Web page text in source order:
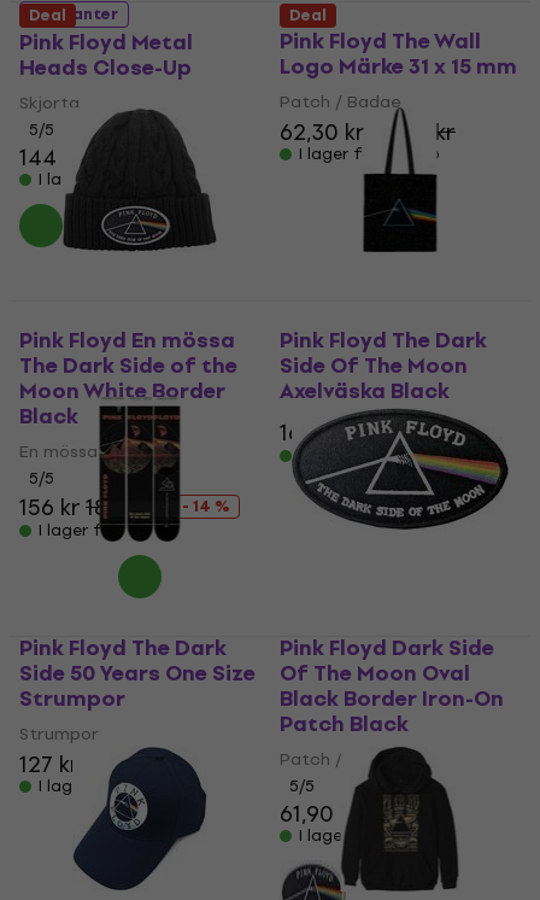
5 varianter
Pink Floyd Metal
Heads Close-Up
Skjorta
5/5
144 kr
I lager för E-shop
Pink Floyd The Wall
Logo Märke 31 x 15 mm
Patch / Badge
62,30 kr 72,20 kr
I lager för E-shop
Deal
Pink Floyd En mössa
The Dark Side of the
Moon White Border
Black
En mössa
5/5
156 kr182 kr
- 14 %
I lager för E-shop
Deal
Pink Floyd The Dark
Side Of The Moon
Axelväska Black
162 kr188 kr
- 14 %
I lager för E-shop
Pink Floyd The Dark
Side 50 Years One Size
Strumpor
Strumpor
127 kr
I lager för E-shop
Pink Floyd Dark Side
Of The Moon Oval
Black Border Iron-On
Patch Black
Patch / Badge
5/5
61,90 kr
I lager för E-shop